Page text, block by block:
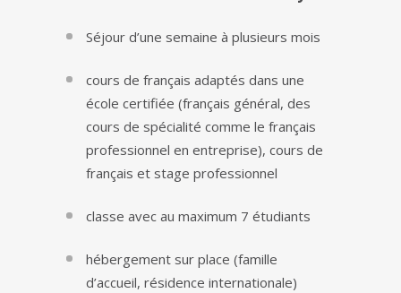
Séjour d’une semaine à plusieurs mois
cours de français adaptés dans une
école certifiée (français général, des
cours de spécialité comme le français
professionnel en entreprise), cours de
français et stage professionnel
classe avec au maximum 7 étudiants
hébergement sur place (famille
d’accueil, résidence internationale)